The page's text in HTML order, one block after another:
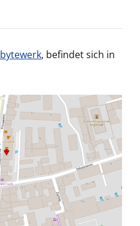
bytewerk, befindet sich in